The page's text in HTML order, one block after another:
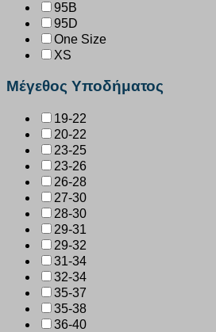
95B
95D
One Size
XS
Μέγεθος Υποδήματος
19-22
20-22
23-25
23-26
26-28
27-30
28-30
29-31
29-32
31-34
32-34
35-37
35-38
36-40